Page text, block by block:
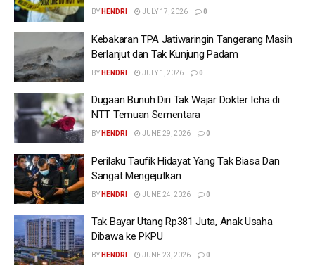
BY HENDRI JULY 17, 2026 0
Kebakaran TPA Jatiwaringin Tangerang Masih
Berlanjut dan Tak Kunjung Padam
BY HENDRI JULY 1, 2026 0
Dugaan Bunuh Diri Tak Wajar Dokter Icha di
NTT Temuan Sementara
BY HENDRI JUNE 29, 2026 0
Perilaku Taufik Hidayat Yang Tak Biasa Dan
Sangat Mengejutkan
BY HENDRI JUNE 24, 2026 0
Tak Bayar Utang Rp381 Juta, Anak Usaha
Dibawa ke PKPU
BY HENDRI JUNE 23, 2026 0